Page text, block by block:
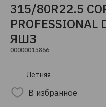
315/80R22.5
ЯШЗ
00000015866
Летняя
В избранное